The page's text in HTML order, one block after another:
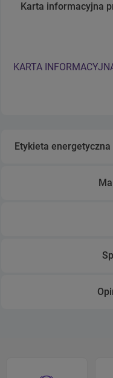
Karta informacyjna
Zwiń sekcję Karta
KARTA
Etykieta energetyczna
Rozwiń sekcję